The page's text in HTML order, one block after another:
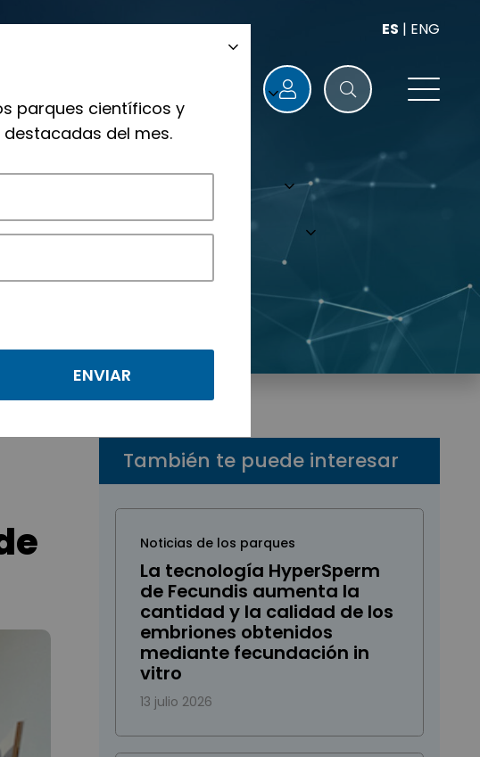
ES | ENG
y tecnológicos.
También te puede interesar
Noticias de los parques
La tecnología HyperSperm
de Fecundis aumenta la
cantidad y la calidad de los
embriones obtenidos
mediante fecundación in
vitro
13 julio 2026
parques científicos y
del mes.